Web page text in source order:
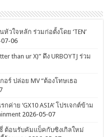
ใจหลัก ร่วมก่อตั้งโดย ‘TEN’
06
than ur X)” ดึง URBOYTJ ร่วม
ร์ ปล่อย MV “ต้องโทษเธอ
กค่าย ‘GX10 ASIA’ โปรเจกต์ข้าม
2026-05-07
ซี่ ต้อนรับคัมแบ็คกับซิงเกิลใหม่